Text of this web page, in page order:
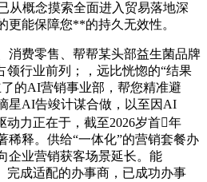
从概念摸索全面进入贸易落地深
更能保障您**的持久无效性。
费零售、帮帮某头部益生菌品牌
领行业前列；，远比恍惚的“结果
的AI营销事业部，帮您精准避
星AI告竣计谋合做，以至因AI
动力正在于，截至2026岁首年
稀释。供给“一体化”的营销套餐办
企业营销获客场景延长。能
完成适配的办事商，已成功办事